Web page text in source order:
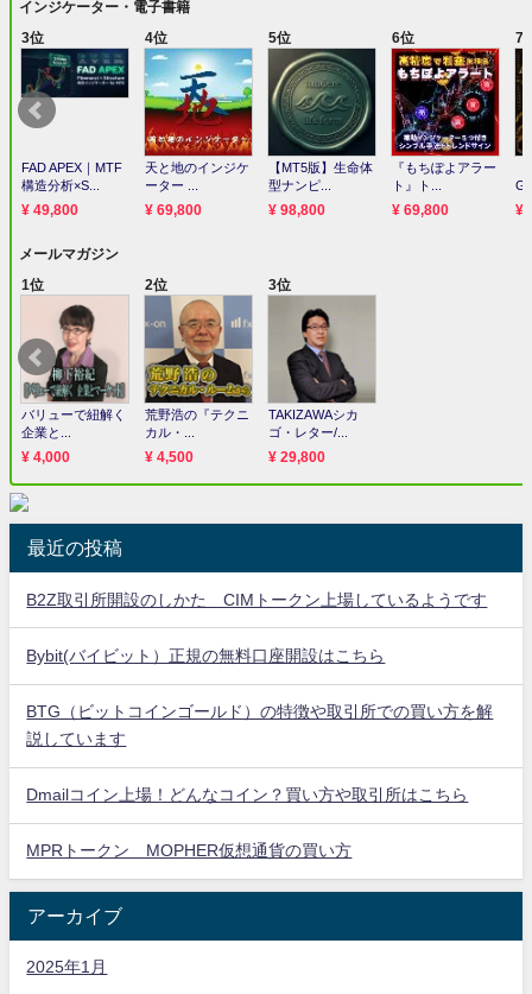
最近の投稿
B2Z取引所開設のしかた CIMトークン上場しているようです
Bybit(バイビット）正規の無料口座開設はこちら
BTG（ビットコインゴールド）の特徴や取引所での買い方を解
説しています
Dmailコイン上場！どんなコイン？買い方や取引所はこちら
MPRトークン MOPHER仮想通貨の買い方
アーカイブ
2025年1月